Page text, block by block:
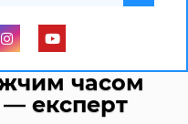
часом
експерт